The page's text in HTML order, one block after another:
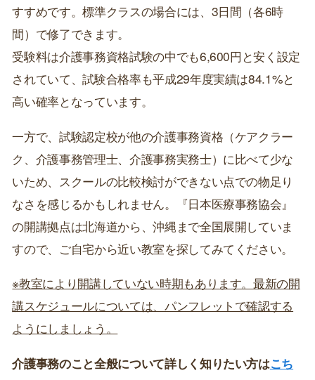
すすめです。標準クラスの場合には、3日間（各6時
間）で修了できます。
受験料は介護事務資格試験の中でも6,600円と安く設定
されていて、試験合格率も平成29年度実績は84.1%と
高い確率となっています。
一方で、試験認定校が他の介護事務資格（ケアクラー
ク、介護事務管理士、介護事務実務士）に比べて少な
いため、スクールの比較検討ができない点での物足り
なさを感じるかもしれません。『日本医療事務協会』
の開講拠点は北海道から、沖縄まで全国展開していま
すので、ご自宅から近い教室を探してみてください。
※教室により開講していない時期もあります。最新の開
講スケジュールについては、パンフレットで確認する
ようにしましょう。
介護事務のこと全般について詳しく知りたい方はこち